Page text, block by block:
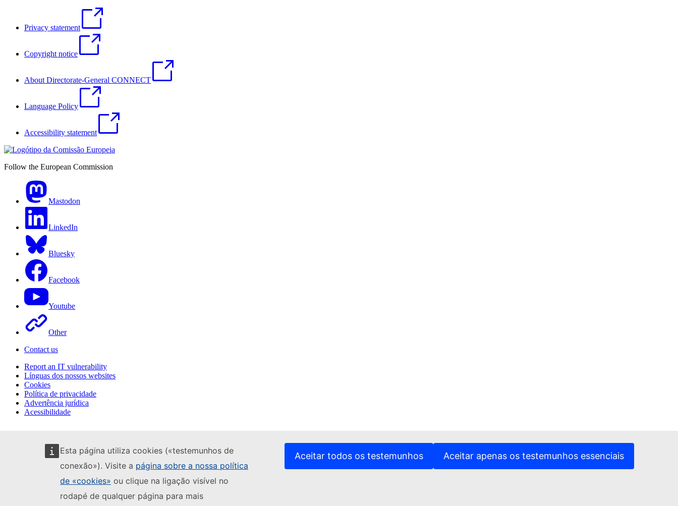
Esta página utiliza cookies («testemunhos de
conexão»). Visite a página sobre a nossa política
de «cookies» ou clique na ligação visível no
rodapé de qualquer página para mais
Aceitar todos os testemunhos Aceitar apenas os testemunhos essenciais
Privacy statement
Copyright notice
About Directorate-General CONNECT
Language Policy
Accessibility statement
Follow the European Commission
Mastodon
LinkedIn
Bluesky
Facebook
Youtube
Other
Contact us
Report an IT vulnerability
Línguas dos nossos websites
Cookies
Política de privacidade
Advertência jurídica
Acessibilidade